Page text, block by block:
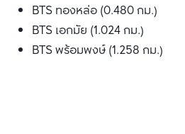
BTS ทองหล่อ (0.480 กม.)
BTS เอกมัย (1.024 กม.)
BTS พร้อมพงษ์ (1.258 กม.)